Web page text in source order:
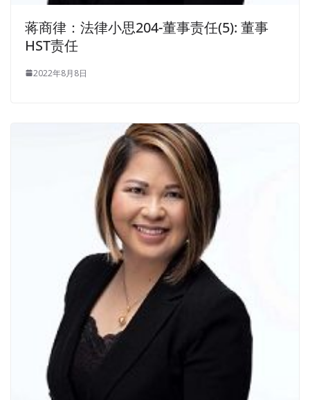
蒋商律：法律小思204-董事责任(5): 董事
HST责任
2022年8月8日